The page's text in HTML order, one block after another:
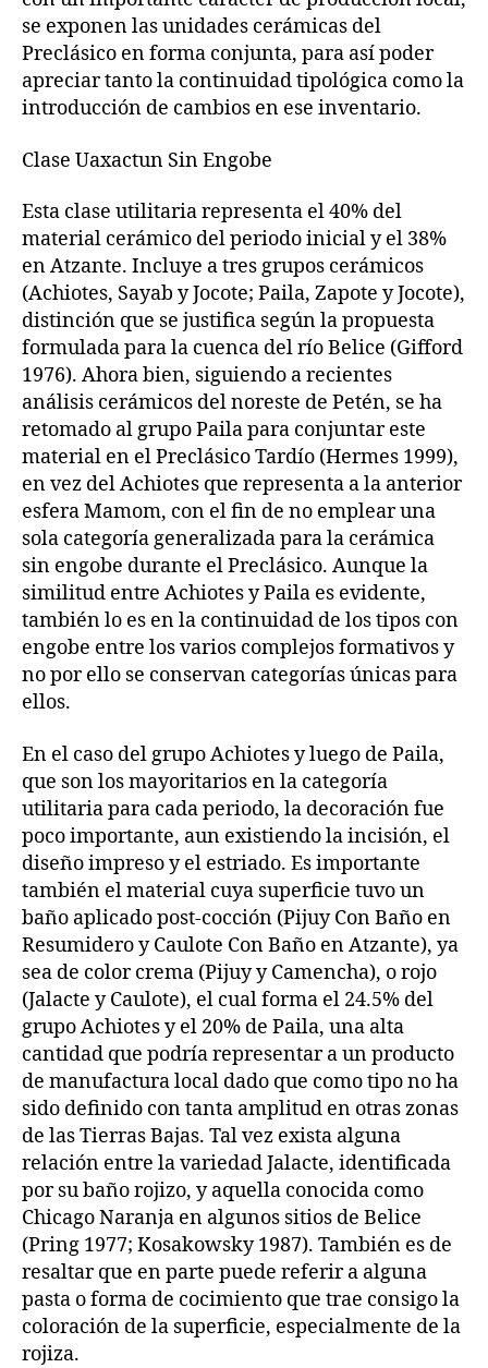
se exponen las unidades cerámicas del
Preclásico en forma conjunta, para así poder
apreciar tanto la continuidad tipológica como la
introducción de cambios en ese inventario.
Clase Uaxactun Sin Engobe
Esta clase utilitaria representa el 40% del
material cerámico del periodo inicial y el 38%
en Atzante. Incluye a tres grupos cerámicos
(Achiotes, Sayab y Jocote; Paila, Zapote y Jocote),
distinción que se justifica según la propuesta
formulada para la cuenca del río Belice (Gifford
1976). Ahora bien, siguiendo a recientes
análisis cerámicos del noreste de Petén, se ha
retomado al grupo Paila para conjuntar este
material en el Preclásico Tardío (Hermes 1999),
en vez del Achiotes que representa a la anterior
esfera Mamom, con el fin de no emplear una
sola categoría generalizada para la cerámica
sin engobe durante el Preclásico. Aunque la
similitud entre Achiotes y Paila es evidente,
también lo es en la continuidad de los tipos con
engobe entre los varios complejos formativos y
no por ello se conservan categorías únicas para
ellos.
En el caso del grupo Achiotes y luego de Paila,
que son los mayoritarios en la categoría
utilitaria para cada periodo, la decoración fue
poco importante, aun existiendo la incisión, el
diseño impreso y el estriado. Es importante
también el material cuya superficie tuvo un
baño aplicado post-cocción (Pijuy Con Baño en
Resumidero y Caulote Con Baño en Atzante), ya
sea de color crema (Pijuy y Camencha), o rojo
(Jalacte y Caulote), el cual forma el 24.5% del
grupo Achiotes y el 20% de Paila, una alta
cantidad que podría representar a un producto
de manufactura local dado que como tipo no ha
sido definido con tanta amplitud en otras zonas
de las Tierras Bajas. Tal vez exista alguna
relación entre la variedad Jalacte, identificada
por su baño rojizo, y aquella conocida como
Chicago Naranja en algunos sitios de Belice
(Pring 1977; Kosakowsky 1987). También es de
resaltar que en parte puede referir a alguna
pasta o forma de cocimiento que trae consigo la
coloración de la superficie, especialmente de la
rojiza.